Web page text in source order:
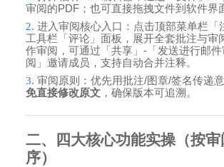
审阅的PDF；也可直接拖拽文件到软件界
2. 进入审阅核心入口：点击顶部菜单栏「
工具栏「评论」面板，展开全套批注与审
作审阅，可通过「共享」 -「发送进行邮件
阅」邀请成员，支持自动合并注释。
3. 审阅原则：优先用批注/图章/签名传递意
免直接修改原文，确保版本可追溯。
二、四大核心功能实操（按
序）